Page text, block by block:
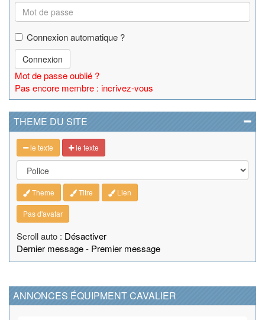
Connexion automatique ?
Connexion
Mot de passe oublié ?
Pas encore membre : incrivez-vous
THEME DU SITE
le texte le texte
Theme Titre Lien
Pas d'avatar
Scroll auto : Désactiver
Dernier message- Premier message
ANNONCES ÉQUIPMENT CAVALIER